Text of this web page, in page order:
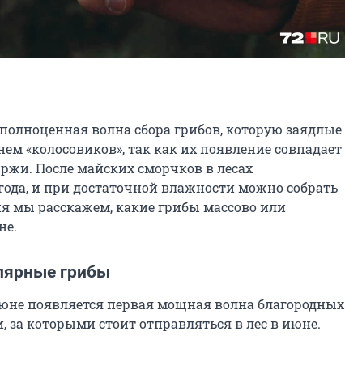
волна сбора грибов, которую заядлые
«колосовиков», так как их появление совпадает
После майских сморчков в лесах
и при достаточной влажности можно собрать
мы расскажем, какие грибы массово или
грибы
появляется первая мощная волна благородных
за которыми стоит отправляться в лес в июне.